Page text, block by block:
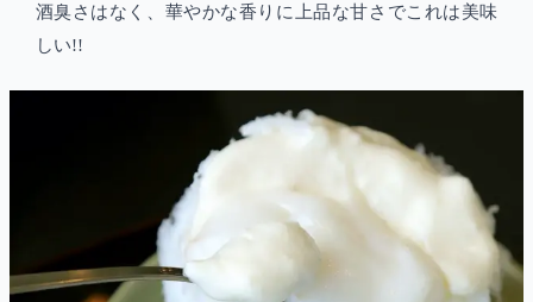
酒臭さはなく、華やかな香りに上品な甘さでこれは美味
しい!!